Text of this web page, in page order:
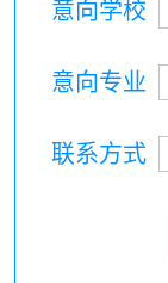
意向学校
意向专业
联系方式